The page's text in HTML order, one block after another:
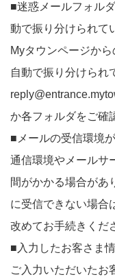
■迷惑メールフォル
動で振り分けられて
Myタウンページか
自動で振り分けられ
か各フォルダをご確
■メールの受信環境
通信環境やメールサ
間がかかる場合があ
に受信できない場合
改めてお手続きくだ
■入力したお客さま
ご入力いただいたお